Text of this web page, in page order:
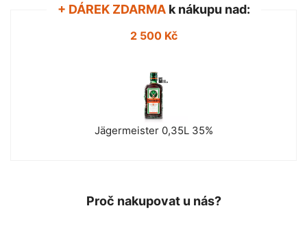
+ DÁREK ZDARMAk nákupu nad:
2 500 Kč
Jägermeister 0,35L 35%
Proč nakupovat u nás?